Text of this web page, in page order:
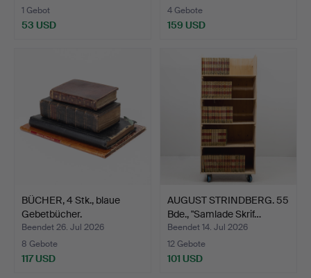
1 Gebot
53 USD
4 Gebote
159 USD
BÜCHER, 4 Stk., blaue
Gebetbücher.
Beendet 26. Jul 2026
8 Gebote
117 USD
AUGUST STRINDBERG. 55
Bde., "Samlade Skrif…
Beendet 14. Jul 2026
12 Gebote
101 USD